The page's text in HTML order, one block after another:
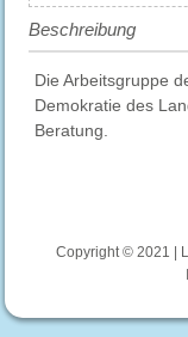
Beschreibung
Die Arbeitsgruppe
Demokratie des
Beratung.
Copyright © 2021 |